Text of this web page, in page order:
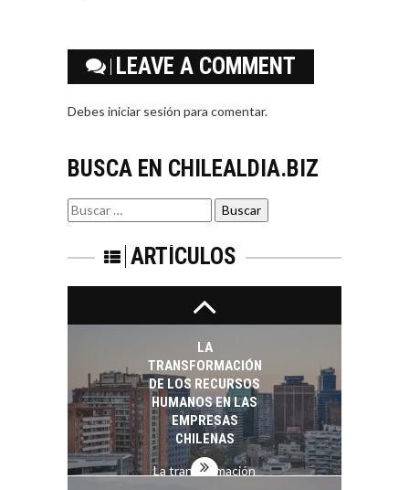
LEAVE A COMMENT
Debes iniciar sesión para comentar.
BUSCA EN CHILEALDIA.BIZ
Buscar
por:
ARTÍCULOS
Estratégico para el
Desarrollo Turístico…
MINERA CHILENA
FRENTE AL DESAFÍO
SOSTENIBILIDAD
pilar estratégico ante
CAPITAL DE RIESGO
EN CHILE:
PARA STARTUPS Y
NUEVOS NEGOCIOS
Capital de riesgo en
startups…
LA
TRANSFORMACIÓN
DE LOS RECURSOS
HUMANOS EN LAS
EMPRESAS
CHILENAS
La transformación